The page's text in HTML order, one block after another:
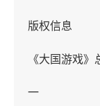
版权信息
《大国游戏》
一